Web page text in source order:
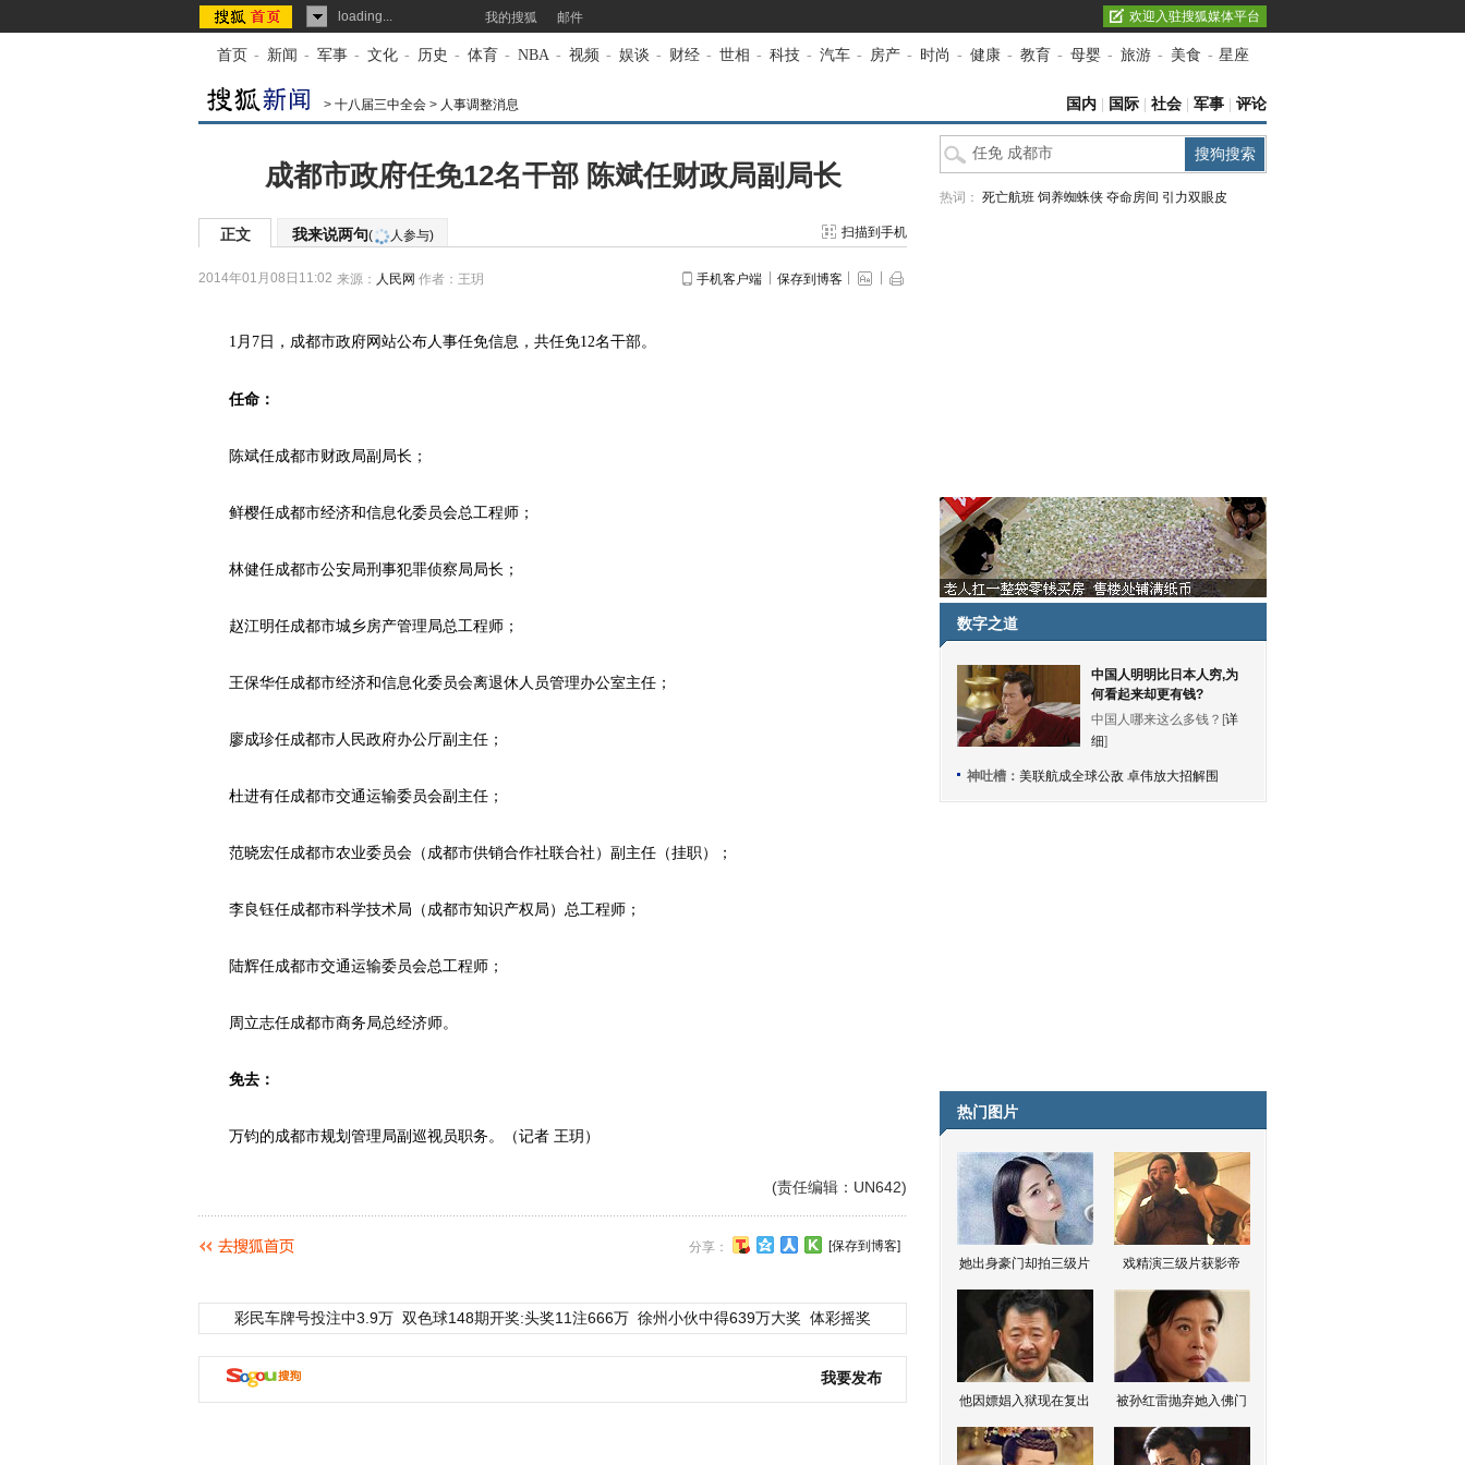
loading... 我的搜狐 邮件 欢迎入驻搜狐媒体平台
首页 - 新闻 - 军事 - 文化 - 历史 - 体育 - NBA - 视频 - 娱谈 - 财经 - 世相 - 科技 - 汽车 - 房产 - 时尚 - 健康 - 教育 - 母婴 - 旅游 - 美食 - 星座
> 十八届三中全会 > 人事调整消息 国内 国际 社会 军事 评论
成都市政府任免12名干部 陈斌任财政局副局长
正文 我来说两句( 人参与) 扫描到手机
2014年01月08日11:02 来源： 人民网 作者：王玥 手机客户端 保存到博客
1月7日，成都市政府网站公布人事任免信息，共任免12名干部。
任命：
陈斌任成都市财政局副局长；
鲜樱任成都市经济和信息化委员会总工程师；
林健任成都市公安局刑事犯罪侦察局局长；
赵江明任成都市城乡房产管理局总工程师；
王保华任成都市经济和信息化委员会离退休人员管理办公室主任；
廖成珍任成都市人民政府办公厅副主任；
杜进有任成都市交通运输委员会副主任；
范晓宏任成都市农业委员会（成都市供销合作社联合社）副主任（挂职）；
李良钰任成都市科学技术局（成都市知识产权局）总工程师；
陆辉任成都市交通运输委员会总工程师；
周立志任成都市商务局总经济师。
免去：
万钧的成都市规划管理局副巡视员职务。（记者 王玥）
(责任编辑：UN642)
分享： [保存到博客]
彩民车牌号投注中3.9万 双色球148期开奖:头奖11注666万 徐州小伙中得639万大奖 体彩摇奖
我要发布
热词： 死亡航班 饲养蜘蛛侠 夺命房间 引力双眼皮
数字之道
中国人明明比日本人穷,为
何看起来却更有钱?
中国人哪来这么多钱？[详
细]
神吐槽： 美联航成全球公敌 卓伟放大招解围
热门图片
她出身豪门却拍三级片 戏精演三级片获影帝
他因嫖娼入狱现在复出 被孙红雷抛弃她入佛门